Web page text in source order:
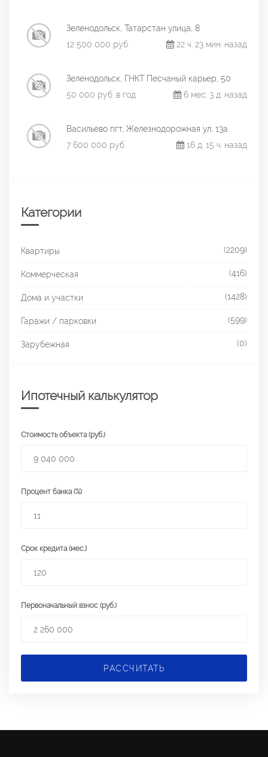
Зеленодольск, Татарстан улица, 8
12 500 000 руб.
22 ч. 23 мин. назад
Зеленодольск, ГНКТ Песчаный карьер, 50
50 000 руб. в год
6 мес. 3 д. назад
Васильево пгт, Железнодорожная ул, 13а
7 600 000 руб.
16 д. 15 ч. назад
Категории
Квартиры (2209)
Коммерческая (416)
Дома и участки (1428)
Гаражи / парковки (599)
Зарубежная (0)
Ипотечный калькулятор
Стоимость объекта (руб.)
Процент банка (%)
Срок кредита (мес.)
Первоначальный взнос (руб.)
РАССЧИТАТЬ